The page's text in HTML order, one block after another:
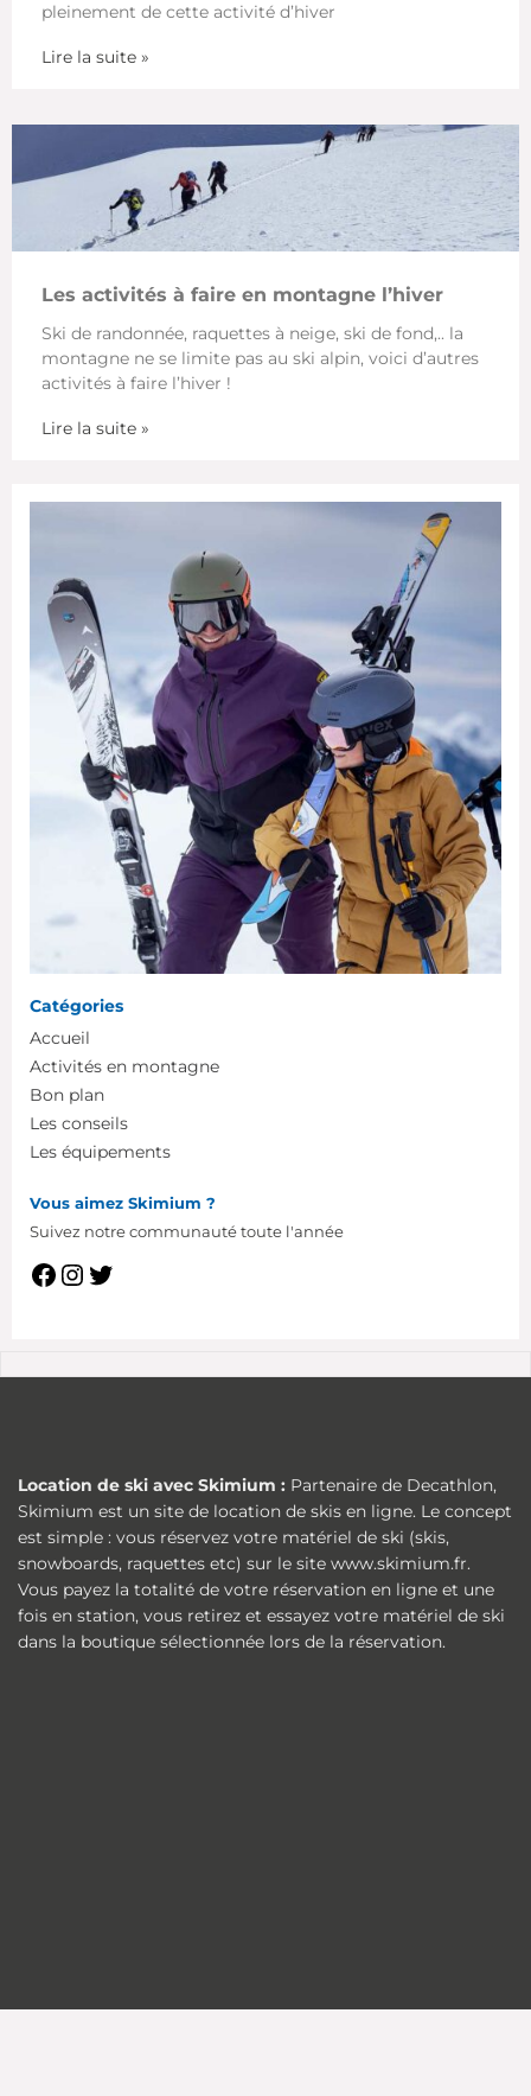
pleinement de cette activité d’hiver
Lire la suite »
Les activités à faire en montagne l’hiver
Ski de randonnée, raquettes à neige, ski de fond,.. la
montagne ne se limite pas au ski alpin, voici d’autres
activités à faire l’hiver !
Lire la suite »
Catégories
Accueil
Activités en montagne
Bon plan
Les conseils
Les équipements
Vous aimez Skimium ?
Suivez notre communauté toute l'année
Location de ski avec Skimium : Partenaire de Decathlon,
Skimium est un site de location de skis en ligne. Le concept
est simple : vous réservez votre matériel de ski (skis,
snowboards, raquettes etc) sur le site www.skimium.fr.
Vous payez la totalité de votre réservation en ligne et une
fois en station, vous retirez et essayez votre matériel de ski
dans la boutique sélectionnée lors de la réservation.